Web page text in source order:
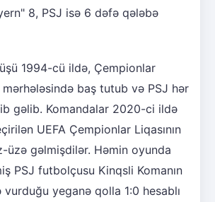
8, PSJ isə 6 dəfə qələbə
1994-cü ildə, Çempionlar
mərhələsində baş tutub və PSJ hər
gəlib. Komandalar 2020-ci ildə
UEFA Çempionlar Liqasının
üzə gəlmişdilər. Həmin oyunda
PSJ futbolçusu Kinqsli Komanın
yeganə qolla 1:0 hesablı